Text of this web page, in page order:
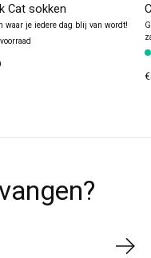
Cat sokken
waar je iedere dag blij van wordt!